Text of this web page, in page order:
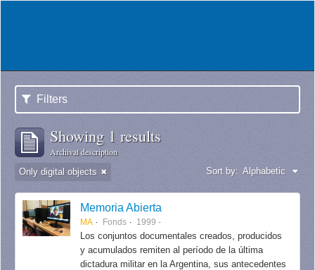
Filters
Showing 1 results
Archival description
Only digital objects Sort by: Alphabetic
Memoria Abierta
MA Fonds 1999 -
Los conjuntos documentales creados, producidos
y acumulados remiten al período de la última
dictadura militar en la Argentina, sus antecedentes